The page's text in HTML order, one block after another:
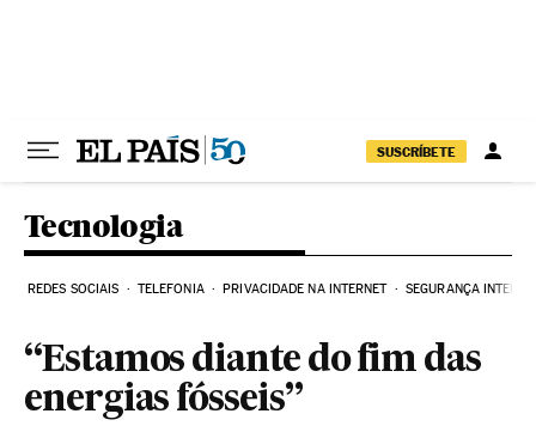
SUSCRÍBETE
Tecnologia
REDES SOCIAIS TELEFONIA PRIVACIDADE NA INTERNET SEGURANÇA
“Estamos diante do fim das
energias fósseis”